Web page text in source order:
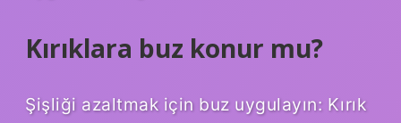
Kırıklara buz konur mu?
Şişliği azaltmak için buz uygulayın: Kırık